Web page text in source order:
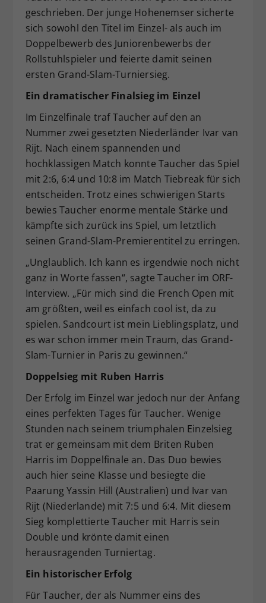
geschrieben. Der junge Hohenemser sicherte
sich sowohl den Titel im Einzel- als auch im
Doppelbewerb des Juniorenbewerbs der
Rollstuhlspieler und feierte damit seinen
ersten Grand-Slam-Turniersieg.
Ein dramatischer Finalsieg im Einzel
Im Einzelfinale traf Taucher auf den an
Nummer zwei gesetzten Niederländer Ivar van
Rijt. Nach einem spannenden und
hochklassigen Match konnte Taucher das Spiel
mit 2:6, 6:4 und 10:8 im Match Tiebreak für sich
entscheiden. Trotz eines schwierigen Starts
bewies Taucher enorme mentale Stärke und
kämpfte sich zurück ins Spiel, um letztlich
seinen Grand-Slam-Premierentitel zu erringen.
„Unglaublich. Ich kann es irgendwie noch nicht
ganz in Worte fassen“, sagte Taucher im ORF-
Interview. „Für mich sind die French Open mit
am größten, weil es einfach cool ist, da zu
spielen. Sandcourt ist mein Lieblingsplatz, und
es war schon immer mein Traum, das Grand-
Slam-Turnier in Paris zu gewinnen.“
Doppelsieg mit Ruben Harris
Der Erfolg im Einzel war jedoch nur der Anfang
eines perfekten Tages für Taucher. Wenige
Stunden nach seinem triumphalen Einzelsieg
trat er gemeinsam mit dem Briten Ruben
Harris im Doppelfinale an. Das Duo bewies
auch hier seine Klasse und besiegte die
Paarung Yassin Hill (Australien) und Ivar van
Rijt (Niederlande) mit 7:5 und 6:4. Mit diesem
Sieg komplettierte Taucher mit Harris sein
Double und krönte damit einen
herausragenden Turniertag.
Ein historischer Erfolg
Für Taucher, der als Nummer eins des
Zweck
Dieser Wert speichert Ihre Consent-
Einstellungen. Unter anderem eine
zufällig generierte ID, für die
historische Speicherung Ihrer
Webseiten-Betreiber dies eingestellt
hat.